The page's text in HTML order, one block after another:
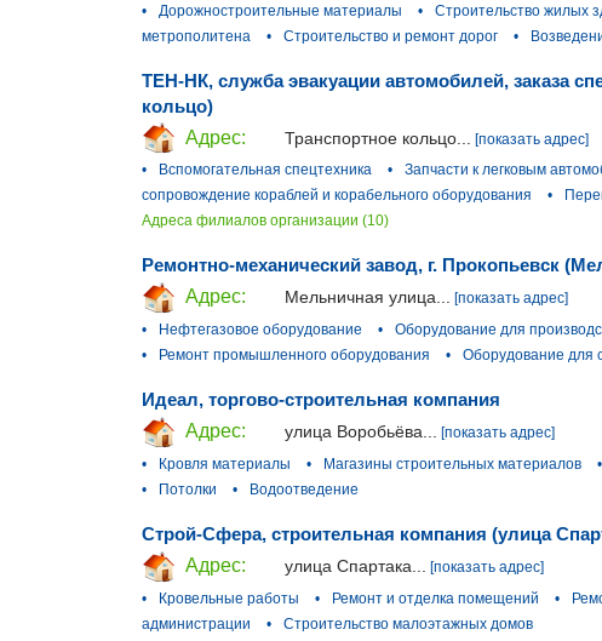
•
Дорожностроительные материалы • Строительство жилых
метрополитена
• Строительство и ремонт дорог •
ТЕН-НК, служба эвакуации автомобилей, заказа
кольцо)
Адрес:
Транспортное кольцо...
[показать адрес]
•
Вспомогательная спецтехника • Запчасти к легковым
сопровождение кораблей и корабельного оборудования
•
Адреса филиалов организации (10)
Ремонтно-механический завод, г. Прокопьевск
Адрес:
Мельничная улица... [показать адрес]
•
Нефтегазовое оборудование • Оборудование для
•
Ремонт промышленного оборудования • Оборудование для
Идеал, торгово-строительная компания
Адрес:
улица Воробьёва...
[показать адрес]
•
Кровля материалы • Магазины строительных материалов •
•
Потолки • Водоотведение
Строй-Сфера, строительная компания (улица
Адрес:
улица Спартака...
[показать адрес]
•
Кровельные работы • Ремонт и отделка помещений •
администрации
• Строительство малоэтажных домов